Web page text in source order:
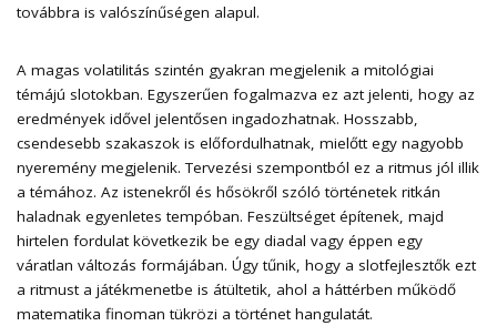
továbbra is valószínűségen alapul.
A magas volatilitás szintén gyakran megjelenik a mitológiai
témájú slotokban. Egyszerűen fogalmazva ez azt jelenti, hogy az
eredmények idővel jelentősen ingadozhatnak. Hosszabb,
csendesebb szakaszok is előfordulhatnak, mielőtt egy nagyobb
nyeremény megjelenik. Tervezési szempontból ez a ritmus jól illik
a témához. Az istenekről és hősökről szóló történetek ritkán
haladnak egyenletes tempóban. Feszültséget építenek, majd
hirtelen fordulat következik be egy diadal vagy éppen egy
váratlan változás formájában. Úgy tűnik, hogy a slotfejlesztők ezt
a ritmust a játékmenetbe is átültetik, ahol a háttérben működő
matematika finoman tükrözi a történet hangulatát.